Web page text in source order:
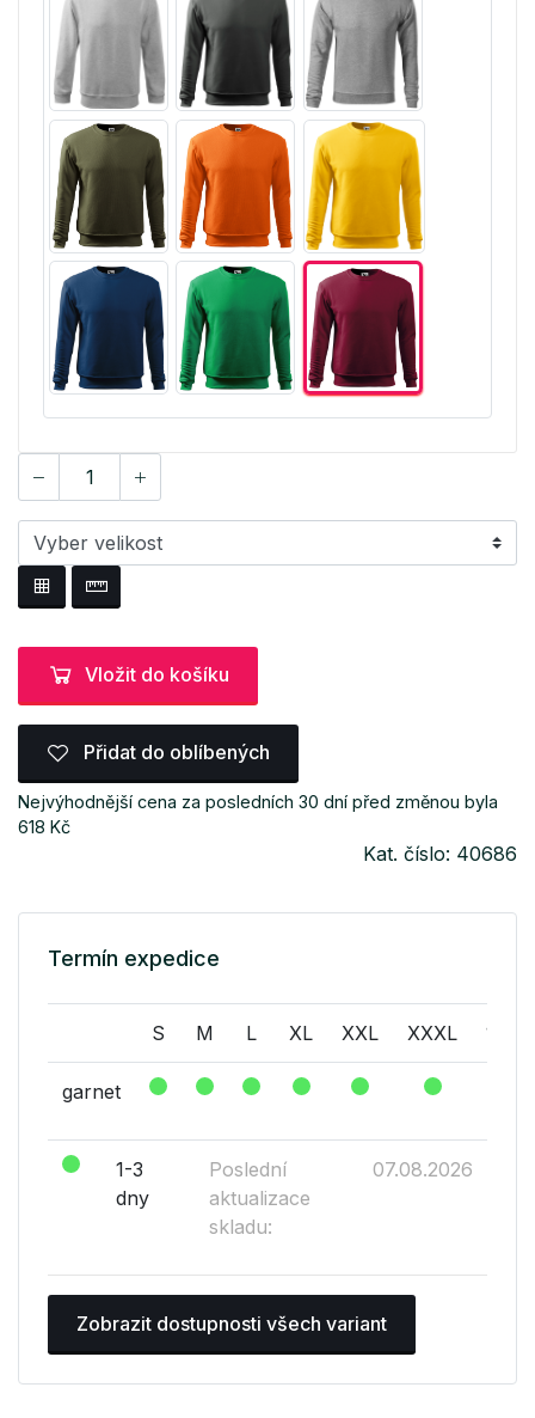
Vložit do košíku
Přidat do oblíbených
Nejvýhodnější cena za posledních 30 dní před změnou byla
618 Kč
Kat. číslo: 40686
Termín expedice
S M L XL XXL XXXL 146
garnet
1-3
dny
Poslední
aktualizace
skladu:
07.08.2026
Zobrazit dostupnosti všech variant